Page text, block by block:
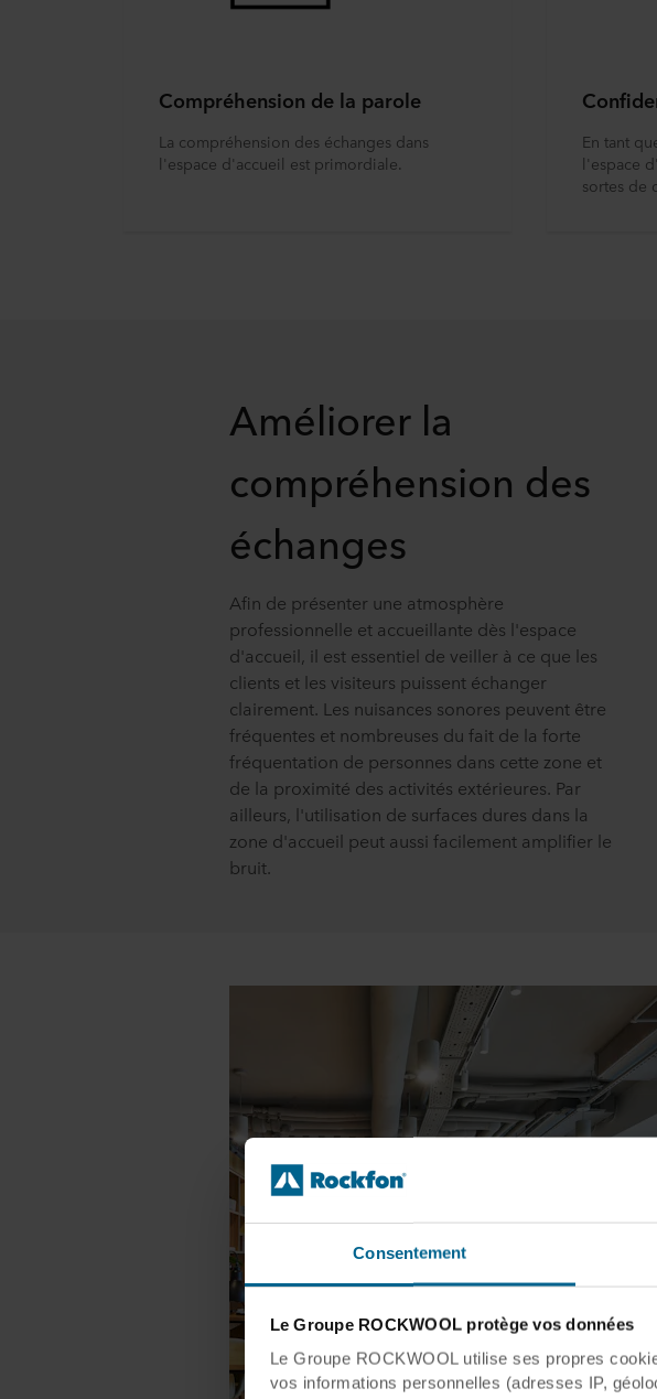
Consentement
Le Groupe ROCKWOOL protège vos données
Le Groupe ROCKWOOL utilise ses propres
vos informations personnelles (adresses IP,
Compréhension de la parole
La compréhension des échanges dans
l'espace d'accueil est primordiale.
En tant
l'espace
sortes de
Améliorer la
compréhension des
échanges
Afin de présenter une atmosphère
professionnelle et accueillante dès l'espace
d'accueil, il est essentiel de veiller à ce que les
clients et les visiteurs puissent échanger
clairement. Les nuisances sonores peuvent être
fréquentes et nombreuses du fait de la forte
fréquentation de personnes dans cette zone et
de la proximité des activités extérieures. Par
ailleurs, l'utilisation de surfaces dures dans la
zone d'accueil peut aussi facilement amplifier le
bruit.